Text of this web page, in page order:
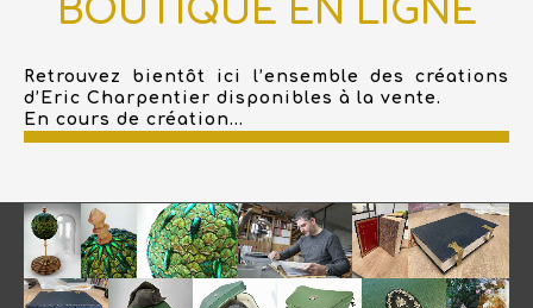
BOUTIQUE EN LIGNE
Retrouvez bientôt ici l’ensemble des créations
d’Eric Charpentier disponibles à la vente.
En cours de création...